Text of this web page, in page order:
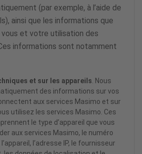
(par exemple, à l’aide de
ainsi que les informations que
vous et votre utilisation des
informations sont notamment
et sur les appareils . Nous
des informations sur vos
aux services Masimo et sur
utilisez les services Masimo. Ces
le type d’appareil que vous
aux services Masimo, le numéro
l’adresse IP, le fournisseur